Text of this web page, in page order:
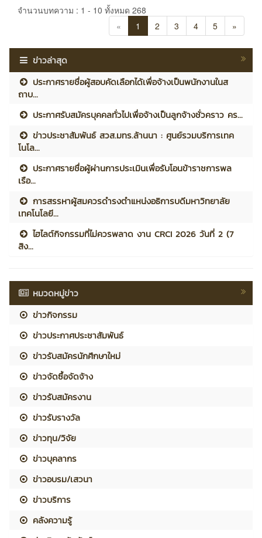
จำนวนบทความ : 1 - 10 ทั้งหมด 268
«
1 2 3 4 5 »
ข่าวล่าสุด
ประกาศรายชื่อผู้สอบคัดเลือกได้เพื่อจ้างเป็นพนักงานในส
ถาบ...
ประกาศรับสมัครบุคคลทั่วไปเพื่อจ้างเป็นลูกจ้างชั่วคราว คร...
ข่าวประชาสัมพันธ์ สวส.มทร.ล้านนา : ศูนย์รวมบริการเทค
โนโล...
ประกาศรายชื่อผู้ผ่านการประเมินเพื่อรับโอนข้าราชการพล
เรือ...
การสรรหาผู้สมควรดำรงตำแหน่งอธิการบดีมหาวิทยาลัย
เทคโนโลยี...
ไฮไลต์กิจกรรมที่ไม่ควรพลาด งาน CRCI 2026 วันที่ 2 (7
สิง...
หมวดหมู่ข่าว
ข่าวกิจกรรม
ข่าวประกาศประชาสัมพันธ์
ข่าวรับสมัครนักศึกษาใหม่
ข่าวจัดซื้อจัดจ้าง
ข่าวรับสมัครงาน
ข่าวรับรางวัล
ข่าวทุน/วิจัย
ข่าวบุคลากร
ข่าวอบรม/เสวนา
ข่าวบริการ
คลังความรู้